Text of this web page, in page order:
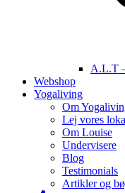
A.L.T
Webshop
Yogaliving
Om
Lej vores
Om Louise
Undervisere
Blog
Testimonials
Artikler og